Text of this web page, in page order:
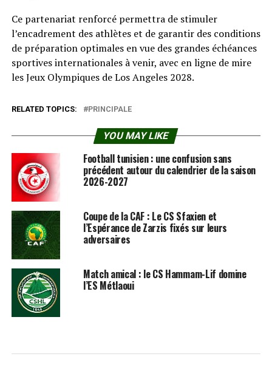
Ce partenariat renforcé permettra de stimuler
l’encadrement des athlètes et de garantir des conditions
de préparation optimales en vue des grandes échéances
sportives internationales à venir, avec en ligne de mire
les Jeux Olympiques de Los Angeles 2028.
RELATED TOPICS: PRINCIPALE
YOU MAY LIKE
Football tunisien : une confusion sans
précédent autour du calendrier de la saison
2026-2027
Coupe de la CAF : Le CS Sfaxien et
l’Espérance de Zarzis fixés sur leurs
adversaires
Match amical : le CS Hammam-Lif domine
l’ES Métlaoui